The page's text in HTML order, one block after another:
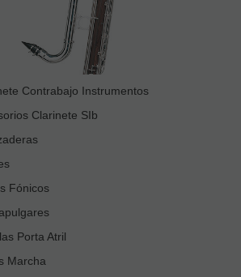
Contrabajo Instrumentos
Clarinete SIb
Fónicos
Porta Atril
Marcha